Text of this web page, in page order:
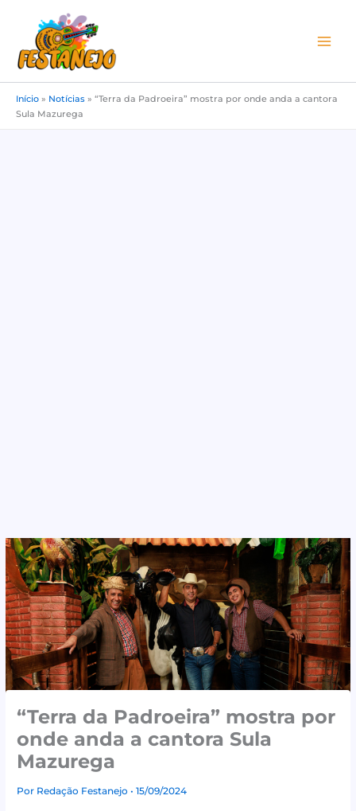
conteúdo
Início » Notícias » “Terra da Padroeira” mostra por onde anda a cantora
Sula Mazurega
“Terra da Padroeira” mostra por
onde anda a cantora Sula
Mazurega
Por Redação Festanejo• 15/09/2024